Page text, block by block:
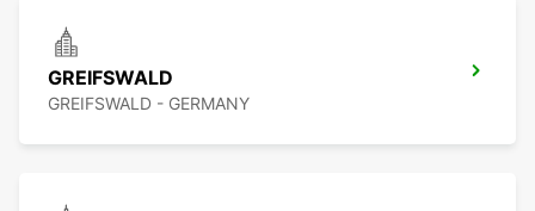
GREIFSWALD
GREIFSWALD - GERMANY